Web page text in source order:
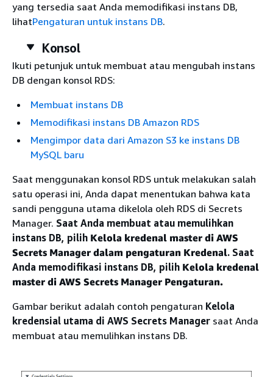
yang tersedia saat Anda memodifikasi instans DB,
lihatPengaturan untuk instans DB.
Konsol
Ikuti petunjuk untuk membuat atau mengubah instans
DB dengan konsol RDS:
Membuat instans DB
Memodifikasi instans DB Amazon RDS
Mengimpor data dari Amazon S3 ke instans DB
MySQL baru
Saat menggunakan konsol RDS untuk melakukan salah
satu operasi ini, Anda dapat menentukan bahwa kata
sandi pengguna utama dikelola oleh RDS di Secrets
Manager. Saat Anda membuat atau memulihkan
instans DB, pilih Kelola kredenal master di AWS
Secrets Manager dalam pengaturan Kredenal. Saat
Anda memodifikasi instans DB, pilih Kelola kredenal
master di AWS Secrets Manager Pengaturan.
Gambar berikut adalah contoh pengaturan Kelola
kredensial utama di AWS Secrets Manager saat Anda
membuat atau memulihkan instans DB.